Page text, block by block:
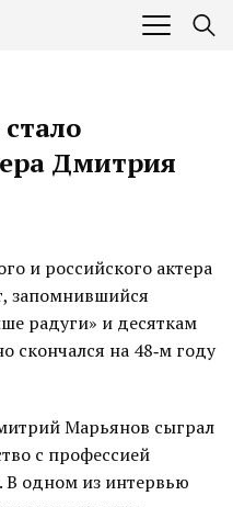
Дмитрия
и российского актера
запомнившийся
радуги» и десяткам
скончался на 48‐м году
Марьянов сыграл
с профессией
В одном из интервью